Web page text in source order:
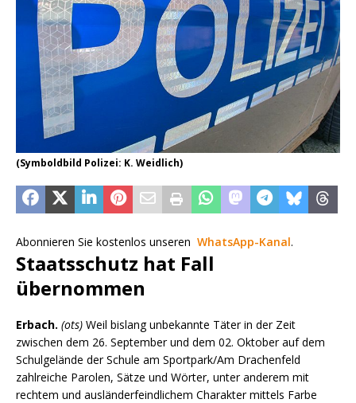
(Symboldbild Polizei: K. Weidlich)
Abonnieren Sie kostenlos unseren WhatsApp-Kanal.
Staatsschutz hat Fall
übernommen
Erbach. (ots) Weil bislang unbekannte Täter in der Zeit
zwischen dem 26. September und dem 02. Oktober auf dem
Schulgelände der Schule am Sportpark/Am Drachenfeld
zahlreiche Parolen, Sätze und Wörter, unter anderem mit
rechtem und ausländerfeindlichem Charakter mittels Farbe